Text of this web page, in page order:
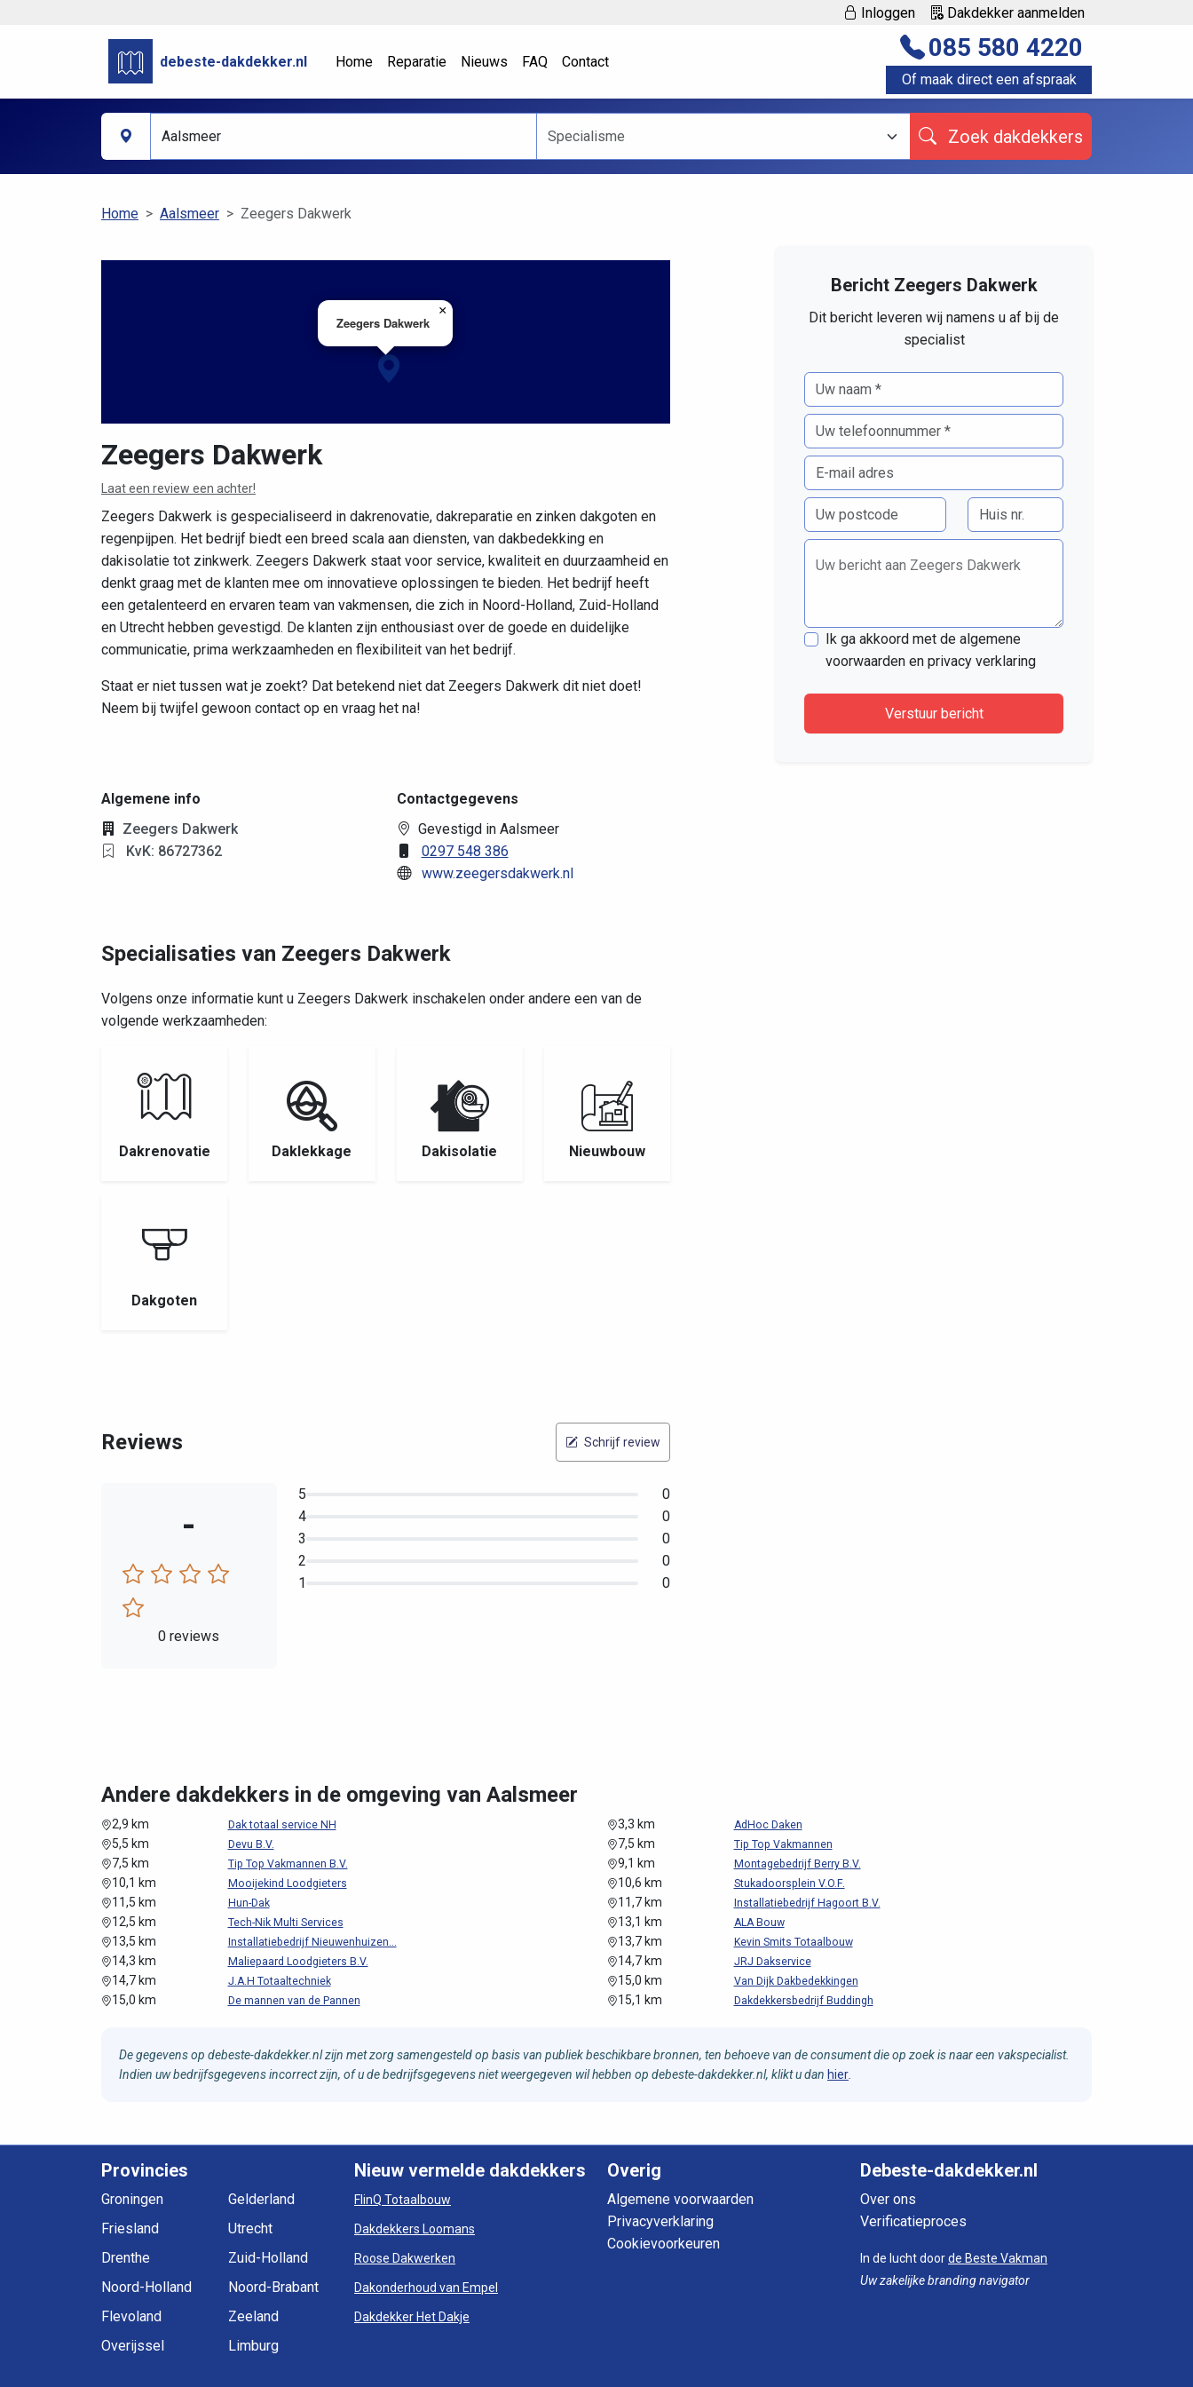
Inloggen Dakdekker aanmelden
debeste-dakdekker.nl Home Reparatie Nieuws FAQ Contact 085 580 4220
Of maak direct een afspraak
Zoek dakdekkers
Home Aalsmeer Zeegers Dakwerk
Zeegers Dakwerk
×
Zeegers Dakwerk
Laat een review een achter!
Zeegers Dakwerk is gespecialiseerd in dakrenovatie, dakreparatie en zinken dakgoten en
regenpijpen. Het bedrijf biedt een breed scala aan diensten, van dakbedekking en
dakisolatie tot zinkwerk. Zeegers Dakwerk staat voor service, kwaliteit en duurzaamheid en
denkt graag met de klanten mee om innovatieve oplossingen te bieden. Het bedrijf heeft
een getalenteerd en ervaren team van vakmensen, die zich in Noord-Holland, Zuid-Holland
en Utrecht hebben gevestigd. De klanten zijn enthousiast over de goede en duidelijke
communicatie, prima werkzaamheden en flexibiliteit van het bedrijf.
Staat er niet tussen wat je zoekt? Dat betekend niet dat Zeegers Dakwerk dit niet doet!
Neem bij twijfel gewoon contact op en vraag het na!
Algemene info
Zeegers Dakwerk
KvK: 86727362
Contactgegevens
Gevestigd in Aalsmeer
0297 548 386
www.zeegersdakwerk.nl
Specialisaties van Zeegers Dakwerk
Volgens onze informatie kunt u Zeegers Dakwerk inschakelen onder andere een van de
volgende werkzaamheden:
Dakrenovatie Daklekkage Dakisolatie Nieuwbouw
Dakgoten
Reviews Schrijf review
-
0 reviews
5
0
4
0
3
0
2
0
1
0
Bericht Zeegers Dakwerk
Dit bericht leveren wij namens u af bij de
specialist
Uw bericht aan Zeegers Dakwerk
Ik ga akkoord met de algemene
voorwaarden en privacy verklaring
Verstuur bericht
Andere dakdekkers in de omgeving van Aalsmeer
2,9 km Dak totaal service NH 3,3 km AdHoc Daken
5,5 km Devu B.V. 7,5 km Tip Top Vakmannen
7,5 km Tip Top Vakmannen B.V. 9,1 km Montagebedrijf Berry B.V.
10,1 km Mooijekind Loodgieters 10,6 km Stukadoorsplein V.O.F.
11,5 km Hun-Dak 11,7 km Installatiebedrijf Hagoort B.V.
12,5 km Tech-Nik Multi Services 13,1 km ALA Bouw
13,5 km Installatiebedrijf Nieuwenhuizen... 13,7 km Kevin Smits Totaalbouw
14,3 km Maliepaard Loodgieters B.V. 14,7 km JRJ Dakservice
14,7 km J.A.H Totaaltechniek 15,0 km Van Dijk Dakbedekkingen
15,0 km De mannen van de Pannen 15,1 km Dakdekkersbedrijf Buddingh
De gegevens op debeste-dakdekker.nl zijn met zorg samengesteld op basis van publiek beschikbare bronnen, ten behoeve van de consument die op zoek is naar een vakspecialist.
Indien uw bedrijfsgegevens incorrect zijn, of u de bedrijfsgegevens niet weergegeven wil hebben op debeste-dakdekker.nl, klikt u dan hier
Provincies
Groningen
Friesland
Drenthe
Noord-Holland
Flevoland
Overijssel
Gelderland
Utrecht
Zuid-Holland
Noord-Brabant
Zeeland
Limburg
Nieuw vermelde dakdekkers
FlinQ Totaalbouw
Dakdekkers Loomans
Roose Dakwerken
Dakonderhoud van Empel
Dakdekker Het Dakje
Overig
Algemene voorwaarden
Privacyverklaring
Cookievoorkeuren
Debeste-dakdekker.nl
Over ons
Verificatieproces
In de lucht doorde Beste Vakman
Uw zakelijke branding navigator